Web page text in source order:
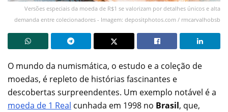
Versões especiais da moeda de R$1 se valorizam por detalhes únicos e alta
demanda entre colecionadores - Imagem: depositphotos.com / rmcarvalhobsb
O mundo da numismática, o estudo e a coleção de
moedas, é repleto de histórias fascinantes e
descobertas surpreendentes. Um exemplo notável é a
moeda de 1 Real cunhada em 1998 no Brasil, que,